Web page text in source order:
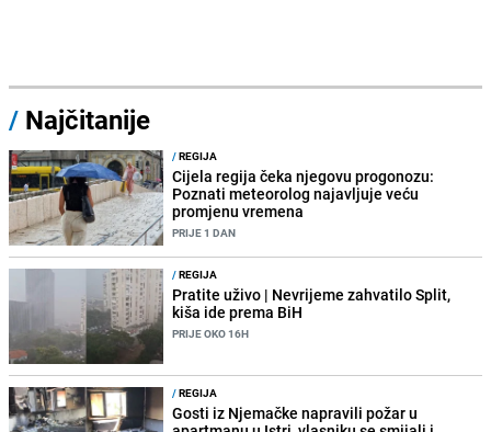
/ Najčitanije
/REGIJA
Cijela regija čeka njegovu progonozu:
Poznati meteorolog najavljuje veću
promjenu vremena
PRIJE 1 DAN
/REGIJA
Pratite uživo | Nevrijeme zahvatilo Split,
kiša ide prema BiH
PRIJE OKO 16H
/REGIJA
Gosti iz Njemačke napravili požar u